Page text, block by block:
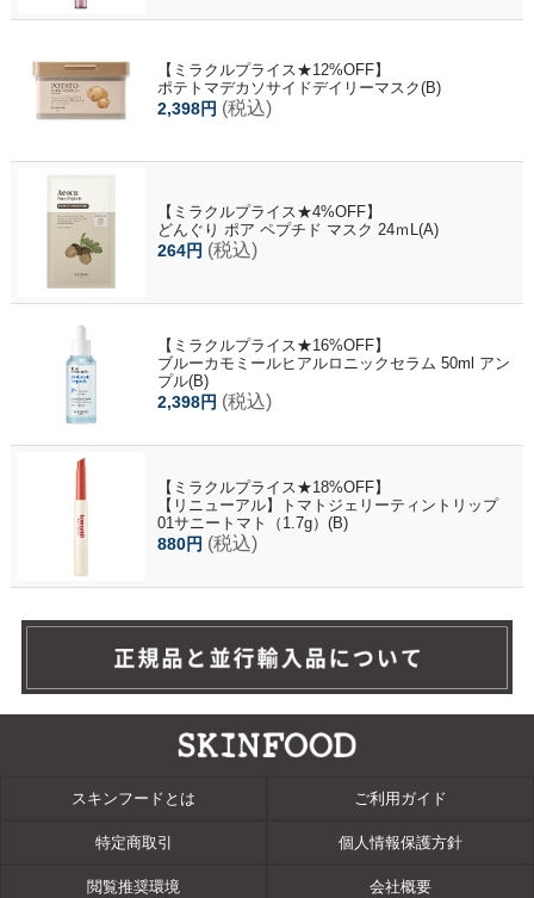
【ミラクルプライス★12%OFF】
ポテトマデカソサイドデイリーマスク(B)
2,398円 (税込)
【ミラクルプライス★4%OFF】
どんぐり ポア ペプチド マスク 24ｍL(A)
264円 (税込)
【ミラクルプライス★16%OFF】
ブルーカモミールヒアルロニックセラム 50ml アン
プル(B)
2,398円 (税込)
【ミラクルプライス★18%OFF】
【リニューアル】トマトジェリーティントリップ
01サニートマト（1.7g）(B)
880円 (税込)
スキンフードとは ご利用ガイド
特定商取引 個人情報保護方針
閲覧推奨環境 会社概要